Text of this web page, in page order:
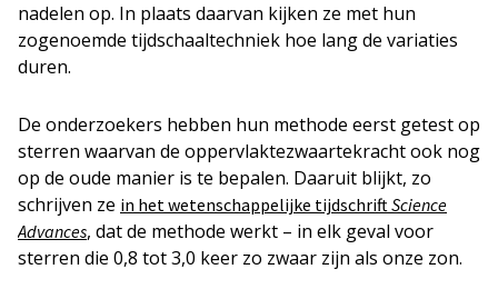
nadelen op. In plaats daarvan kijken ze met hun
zogenoemde tijdschaaltechniek hoe lang de variaties
duren.
De onderzoekers hebben hun methode eerst getest op
sterren waarvan de oppervlaktezwaartekracht ook nog
op de oude manier is te bepalen. Daaruit blijkt, zo
schrijven ze in het wetenschappelijke tijdschriftScience
Advances, dat de methode werkt – in elk geval voor
sterren die 0,8 tot 3,0 keer zo zwaar zijn als onze zon.